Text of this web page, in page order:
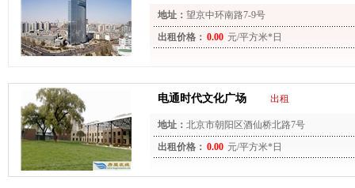
地址： 望京中环南路7-9号
出租价格： 0.00 元/平方米*日
电通时代文化广场 出租
地址： 北京市朝阳区酒仙桥北路7号
出租价格： 0.00 元/平方米*日